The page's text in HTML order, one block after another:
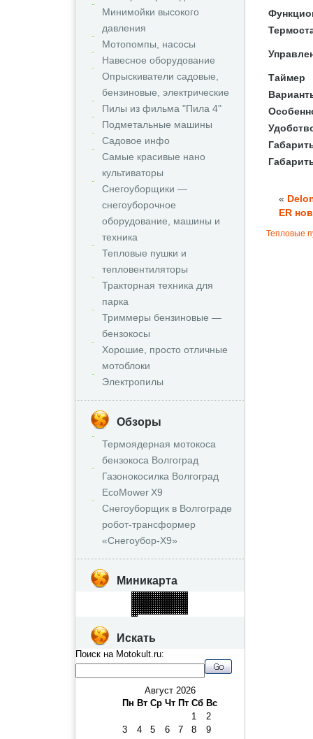
Минимойки высокого
давления
Мотопомпы, насосы
Навесное оборудование
Опрыскиватели садовые,
бензиновые, электрические
Пилы из фильма "Пила 4"
Подметальные машины
Садовое инфо
Самые красивые нано
культиваторы
Снегоуборщики —
снегоуборочное
оборудование, машины и
техника
Тепловые пушки и
тепловентиляторы
Тракторная техника для
парка
Триммеры бензиновые —
бензокосы
Хорошие, просто отличные
мотоблоки
Электропилы
Обзоры
Термоядерная мотокоса
бензокоса Волгоград
Газонокосилка Волгоград
EcoMower X9
Снегоуборщик в Волгограде
робот‑трансформер
«Снегоубор‑X9»
Миникарта
Искать
Поиск на Motokult.ru:
Август 2026
Пн Вт Ср Чт Пт Сб Вс
1
2
3
4 5 6 7 8
9
Таймер
«
ER
Тепловые